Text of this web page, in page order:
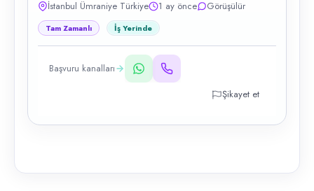
İstanbul Ümraniye Türkiye
1 ay önce Görüşülür
Tam Zamanlı İş Yerinde
Başvuru kanalları
Şikayet et